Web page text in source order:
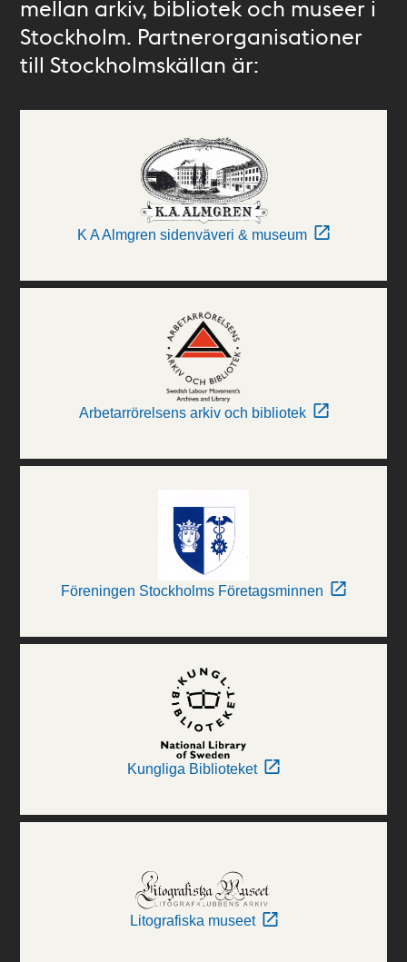
mellan arkiv, bibliotek och museer i
Stockholm. Partnerorganisationer
till Stockholmskällan är:
K A Almgren sidenväveri & museum
Arbetarrörelsens arkiv och bibliotek
Föreningen Stockholms Företagsminnen
Kungliga Biblioteket
Litografiska museet